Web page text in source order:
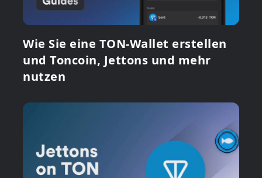
Wie Sie eine TON-Wallet erstellen
und Toncoin, Jettons und mehr
nutzen